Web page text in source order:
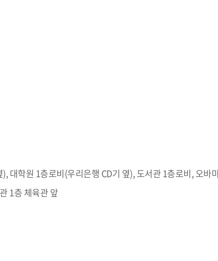
대학원 1층로비(우리은행 CD기 옆), 도서관 1층로비, 오
1층 체육관 앞